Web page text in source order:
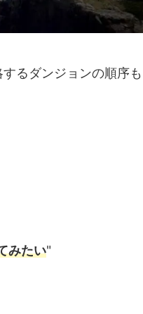
るダンジョンの順序も
みたい"